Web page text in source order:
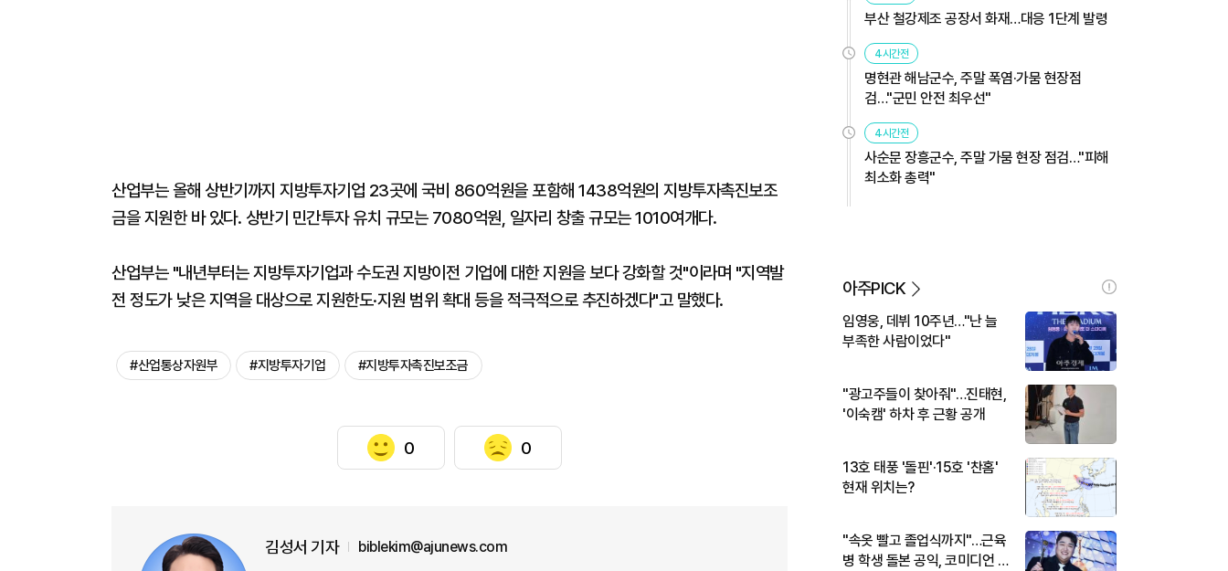
산업부는 올해 상반기까지 지방투자기업 23곳에 국비 860억원을 포함해 1438억원의 지방투자촉진보조
금을 지원한 바 있다. 상반기 민간투자 유치 규모는 7080억원, 일자리 창출 규모는 1010여개다.
산업부는 "내년부터는 지방투자기업과 수도권 지방이전 기업에 대한 지원을 보다 강화할 것"이라며 "지역발
전 정도가 낮은 지역을 대상으로 지원한도·지원 범위 확대 등을 적극적으로 추진하겠다"고 말했다.
#산업통상자원부 #지방투자기업 #지방투자촉진보조금
0 0
김성서 기자 biblekim@ajunews.com
부산 철강제조 공장서 화재…대응 1단계 발령
4시간전
명현관 해남군수, 주말 폭염·가뭄 현장점
검…"군민 안전 최우선"
4시간전
사순문 장흥군수, 주말 가뭄 현장 점검…"피해
최소화 총력"
아주PICK
임영웅, 데뷔 10주년…"난 늘
부족한 사람이었다"
"광고주들이 찾아줘"…진태현,
'이숙캠' 하차 후 근황 공개
13호 태풍 '돌핀'·15호 '찬홈'
현재 위치는?
"속옷 빨고 졸업식까지"…근육
병 학생 돌본 공익, 코미디언 김